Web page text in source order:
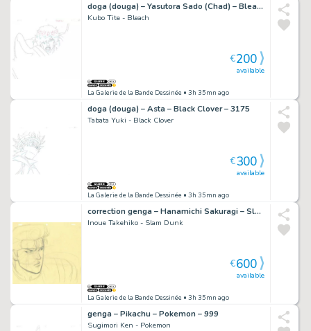
doga (douga) – Yasutora Sado (Chad) – Bleach – 1012
Kubo Tite - Bleach
La Galerie de la Bande Dessinée • 3h 35mn ago
available
€200
doga (douga) – Asta – Black Clover – 3175
Tabata Yuki - Black Clover
La Galerie de la Bande Dessinée • 3h 35mn ago
available
€300
correction genga – Hanamichi Sakuragi – Slam Dunk – 5299
Inoue Takehiko - Slam Dunk
La Galerie de la Bande Dessinée • 3h 35mn ago
available
€600
genga – Pikachu – Pokemon – 999
Sugimori Ken - Pokemon